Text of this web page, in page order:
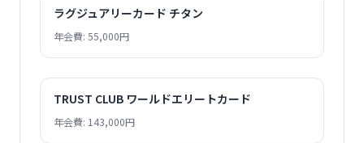
ラグジュアリーカード チタン
年会費: 55,000円
TRUST CLUB ワールドエリートカード
年会費: 143,000円